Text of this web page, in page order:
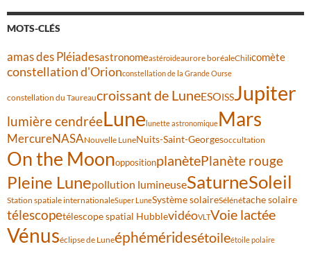
MOTS-CLÉS
amas des Pléiadesastronomeastéroïdeaurore boréaleChilicomète
constellation d'Orionconstellation de la Grande Ourse
constellation du Taureaucroissant de LuneESOISSJupiter
lumière cendréeLunelunette astronomiqueMars
MercureNASANouvelle LuneNuits-Saint-Georgesoccultation
On the MoonoppositionplanètePlanète rouge
Pleine Lunepollution lumineuseSaturneSoleil
Station spatiale internationaleSuper LuneSystème solaireSélénétache solaire
télescopetélescope spatial HubblevidéoVLTVoie lactée
Vénuséclipse de Luneéphéméridesétoileétoile polaire